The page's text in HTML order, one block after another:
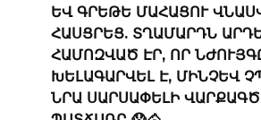
ԵՎ ԳՐԵԹԵ ՄԱՀԱՑՈՒ
ՀԱՍՑՐԵՑ. ՏՂԱՄԱՐԴՆ
ՀԱՄՈԶՎԱԾ ԷՐ, ՈՐ
ԽԵԼԱԳԱՐՎԵԼ Է, ՄԻՆՉԵՎ
ՆՐԱ ՍԱՐՍԱՓԵԼԻ